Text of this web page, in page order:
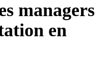
managers
en